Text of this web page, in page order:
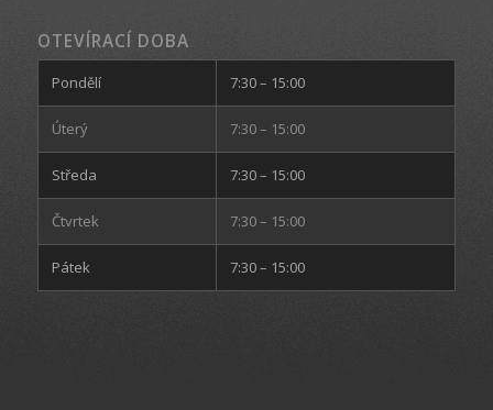
OTEVÍRACÍ DOBA
Pondělí 7:30 – 15:00
Úterý 7:30 – 15:00
Středa 7:30 – 15:00
Čtvrtek 7:30 – 15:00
Pátek 7:30 – 15:00